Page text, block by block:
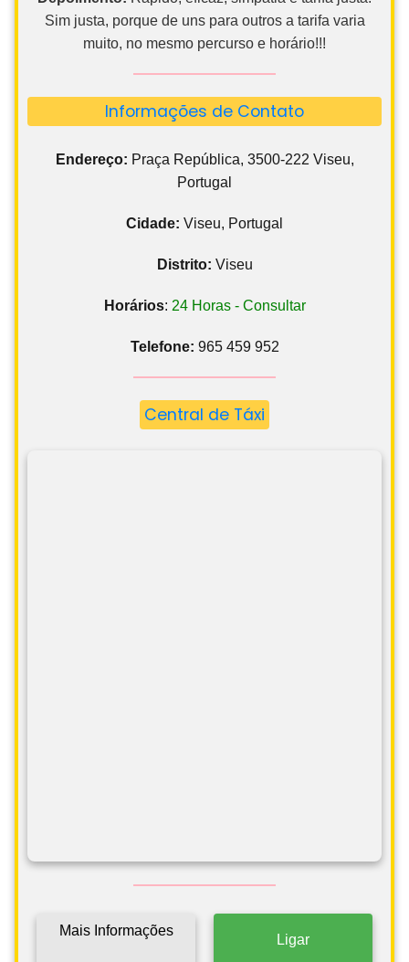
Sim justa, porque de uns para outros a tarifa varia
muito, no mesmo percurso e horário!!!
Informações de Contato
Endereço: Praça República, 3500-222 Viseu,
Portugal
Cidade: Viseu, Portugal
Distrito: Viseu
Horários: 24 Horas - Consultar
Telefone: 965 459 952
Central de Táxi
Mais Informações
Ligar